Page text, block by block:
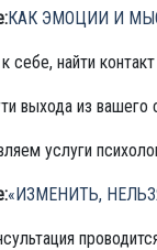
КАК ЭМОЦИИ И
себе, найти
выхода из вашего
услуги
«ИЗМЕНИТЬ,